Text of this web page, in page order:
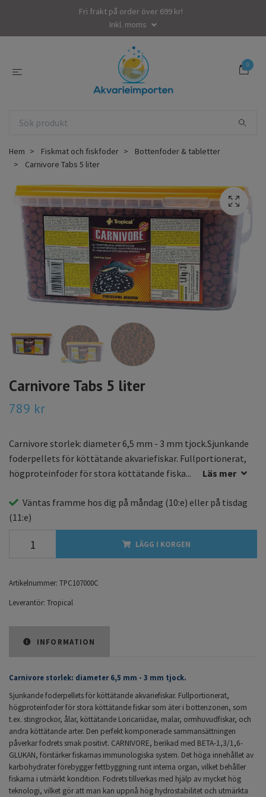
Fri frakt på order över 699 kr!
Inkl. moms
0
Hem Fiskmat och fiskfoder
Bottenfoder & tabletter
Carnivore Tabs 5 liter
Carnivore Tabs 5 liter
789 kr
Carnivore storlek: diameter 6,5 mm - 3 mm tjock.Sjunkande
foderpellets för köttätande akvariefiskar. Fullportionerat,
högproteinfoder för stora köttätande fiska...
Läs mer
Väntas framme hos dig på måndag (10:e) eller på tisdag
(11:e)
LÄGG I KORGEN
Artikelnummer: TPC107000C
Leverantör: Tropical
INFORMATION
Carnivore storlek: diameter 6,5 mm - 3 mm tjock.
Sjunkande foderpellets för köttätande akvariefiskar. Fullportionerat,
högproteinfoder för stora köttätande fiskar som äter i bottenzonen, som
t.ex. stingrockor, ålar, köttätande Loricariidae, malar, ormhuvudfiskar, och
andra köttätande arter. Den perfekt komponerade sammansättningen
påverkar fodrets smak positivt. CARNIVORE, berikad med BETA-1,3/1,6-
GLUKAN, förstärker fiskarnas immunologiska system. Det höga innehållet av
karbohydrater förebygger fettbyggning runt interna organ, vilket behåller
fiskarna i utmärkt kondition. Fodrets tillverkas med hjälp av mycket hög
teknologi, vilket gör att man kan uppnå hög hydrostabilitet och utmärkta